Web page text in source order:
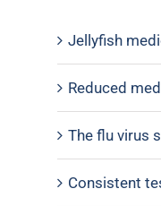
Jellyfish
Reduced
The flu virus
Consistent